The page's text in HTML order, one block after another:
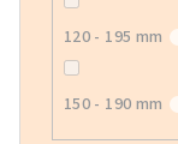
120 - 195 mm
150 - 190 mm